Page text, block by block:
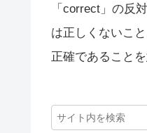
「correct」の反
は正しくないこ
正確であることを